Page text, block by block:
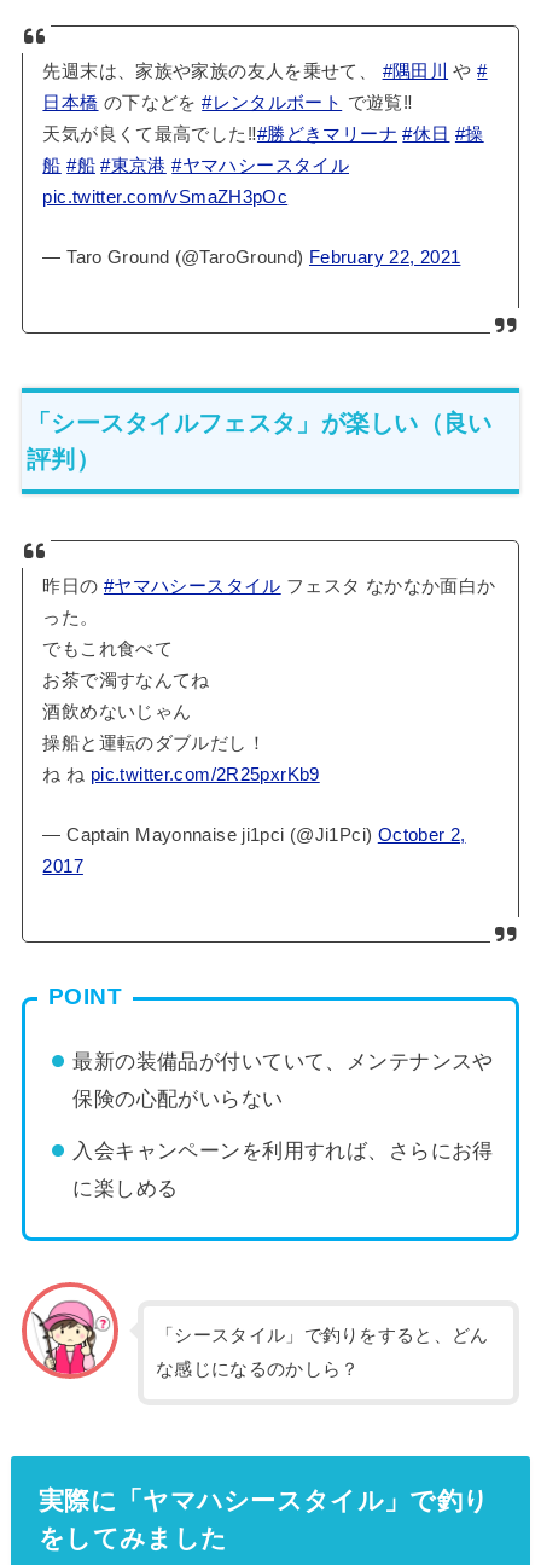
先週末は、家族や家族の友人を乗せて、 #隅田川 や#
日本橋 の下などを#レンタルボート で遊覧‼️
天気が良くて最高でした‼️#勝どきマリーナ #休日 #操
船 #船 #東京港 #ヤマハシースタイル
pic.twitter.com/vSmaZH3pOc
— Taro Ground (@TaroGround) February 22, 2021
「シースタイルフェスタ」が楽しい（良い
評判）
昨日の #ヤマハシースタイル フェスタ なかなか面白か
った。
でもこれ食べて
お茶で濁すなんてね
酒飲めないじゃん
操船と運転のダブルだし！
ね ね pic.twitter.com/2R25pxrKb9
— Captain Mayonnaise ji1pci (@Ji1Pci) October 2,
2017
POINT
最新の装備品が付いていて、メンテナンスや
保険の心配がいらない
入会キャンペーンを利用すれば、さらにお得
に楽しめる
「シースタイル」で釣りをすると、どん
な感じになるのかしら？
実際に「ヤマハシースタイル」で釣り
をしてみました